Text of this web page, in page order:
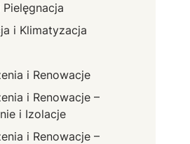
i Klimatyzacja
i Renowacje
i Renowacje –
i Izolacje
i Renowacje –